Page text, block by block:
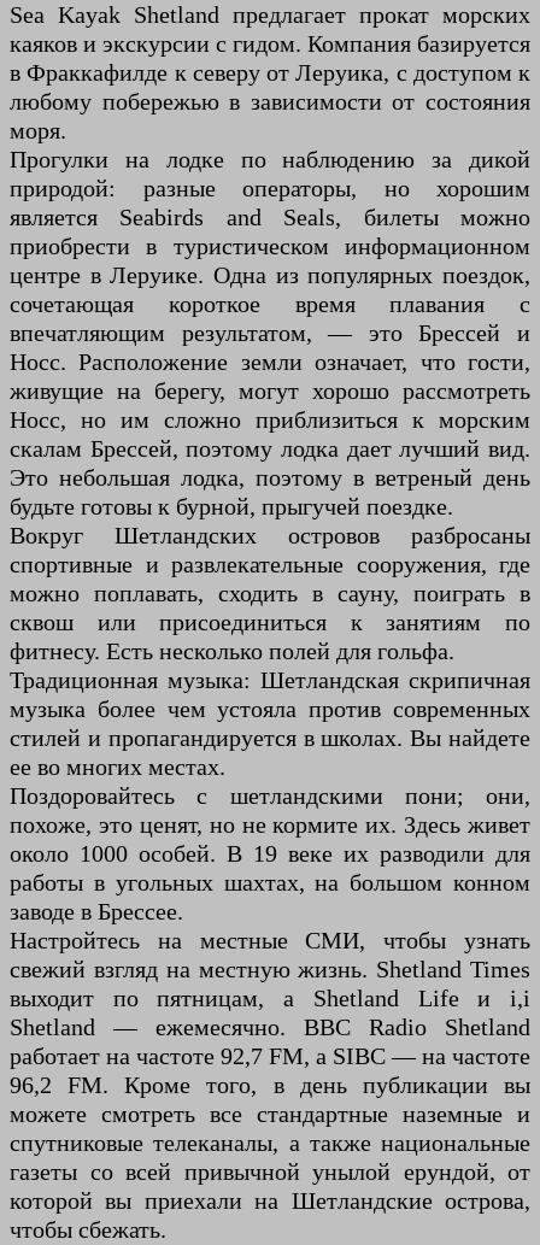
Sea Kayak Shetland предлагает прокат морских
каяков и экскурсии с гидом. Компания базируется
в Фраккафилде к северу от Леруика, с доступом к
любому побережью в зависимости от состояния
моря.
Прогулки на лодке по наблюдению за дикой
природой: разные операторы, но хорошим
является Seabirds and Seals, билеты можно
приобрести в туристическом информационном
центре в Леруике. Одна из популярных поездок,
сочетающая короткое время плавания с
впечатляющим результатом, — это Брессей и
Носс. Расположение земли означает, что гости,
живущие на берегу, могут хорошо рассмотреть
Носс, но им сложно приблизиться к морским
скалам Брессей, поэтому лодка дает лучший вид.
Это небольшая лодка, поэтому в ветреный день
будьте готовы к бурной, прыгучей поездке.
Вокруг Шетландских островов разбросаны
спортивные и развлекательные сооружения, где
можно поплавать, сходить в сауну, поиграть в
сквош или присоединиться к занятиям по
фитнесу. Есть несколько полей для гольфа.
Традиционная музыка: Шетландская скрипичная
музыка более чем устояла против современных
стилей и пропагандируется в школах. Вы найдете
ее во многих местах.
Поздоровайтесь с шетландскими пони; они,
похоже, это ценят, но не кормите их. Здесь живет
около 1000 особей. В 19 веке их разводили для
работы в угольных шахтах, на большом конном
заводе в Брессее.
Настройтесь на местные СМИ, чтобы узнать
свежий взгляд на местную жизнь. Shetland Times
выходит по пятницам, а Shetland Life и i,i
Shetland — ежемесячно. BBC Radio Shetland
работает на частоте 92,7 FM, а SIBC — на частоте
96,2 FM. Кроме того, в день публикации вы
можете смотреть все стандартные наземные и
спутниковые телеканалы, а также национальные
газеты со всей привычной унылой ерундой, от
которой вы приехали на Шетландские острова,
чтобы сбежать.